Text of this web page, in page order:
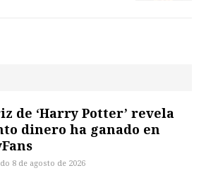
de ‘Harry Potter’ revela
dinero ha ganado en
8 de agosto de 2026